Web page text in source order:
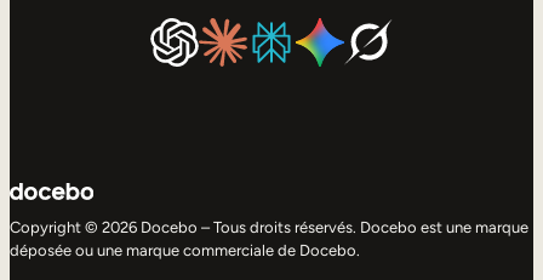
Copyright © 2026 Docebo – Tous droits réservés. Docebo est une marque
déposée ou une marque commerciale de Docebo.